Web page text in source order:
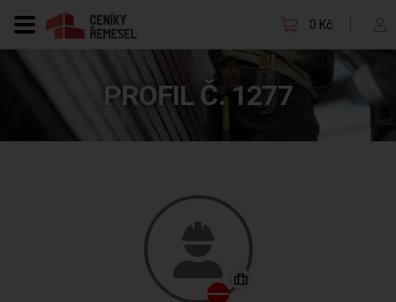
0 Kč
PROFIL Č. 1277